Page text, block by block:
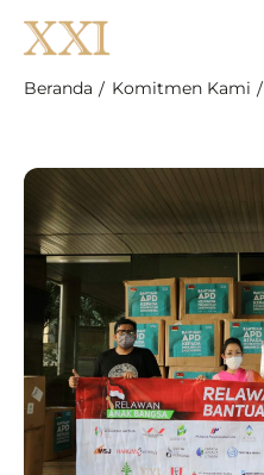
Beranda Komitmen Kami